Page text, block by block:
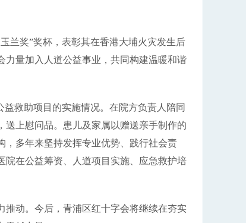
兰奖”奖杯，表彰其在香港大埔火灾发生后
力量加入人道公益事业，共同构建温暖和谐
救助项目的实施情况。在院方负责人陪同
上慰问品。患儿及家属以赠送亲手制作的
，多年来坚持发挥专业优势、践行社会责
院在公益筹资、人道项目实施、应急救护培
推动。今后，青浦区红十字会将继续在夯实